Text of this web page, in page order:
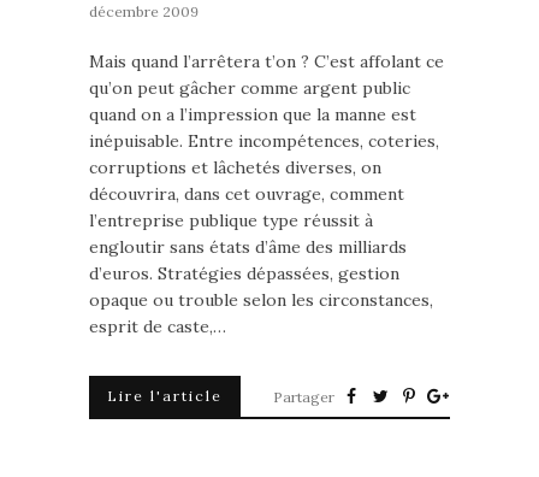
décembre 2009
Mais quand l’arrêtera t’on ? C’est affolant ce
qu’on peut gâcher comme argent public
quand on a l’impression que la manne est
inépuisable. Entre incompétences, coteries,
corruptions et lâchetés diverses, on
découvrira, dans cet ouvrage, comment
l’entreprise publique type réussit à
engloutir sans états d’âme des milliards
d’euros. Stratégies dépassées, gestion
opaque ou trouble selon les circonstances,
esprit de caste,…
Lire l'article Partager